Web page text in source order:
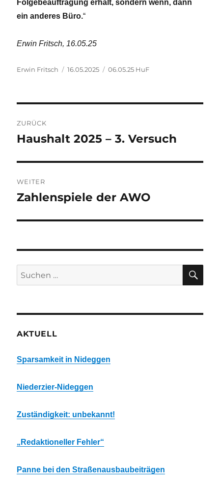
Folgebeauftragung erhält, sondern wenn, dann
ein anderes Büro.“
Erwin Fritsch, 16.05.25
Autor
Erwin Fritsch
Veröffentlicht
16.05.2025 Kategorien
06.05.25 HuF
ZURÜCK
Vorheriger
Haushalt 2025 – 3. Versuch
WEITER
Nächster
Zahlenspiele der AWO
Suchen
nach:
AKTUELL
Sparsamkeit in Nideggen
Niederzier-Nideggen
Zuständigkeit: unbekannt!
„Redaktioneller Fehler“
Panne bei den Straßenausbaubeiträgen